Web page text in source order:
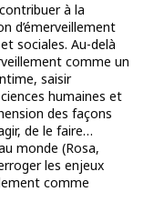
à la
d’émerveillement
sociales. Au-delà
comme un
saisir
humaines et
des façons
de le faire…
monde (Rosa,
les enjeux
comme